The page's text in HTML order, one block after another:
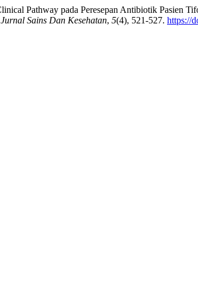
Pathway pada Peresepan Antibiotik Pasien
Jurnal Sains Dan Kesehatan, 5(4), 521-527. https://